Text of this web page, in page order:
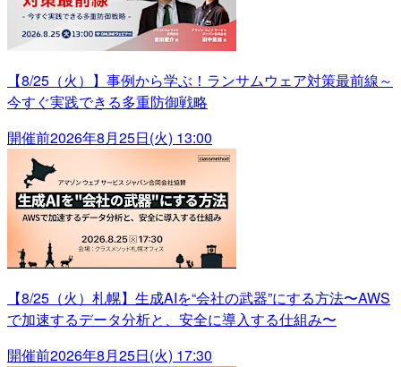
【8/25（火）】事例から学ぶ！ランサムウェア対策最前線～
今すぐ実践できる多重防御戦略
開催前2026年8月25日(火) 13:00
【8/25（火）札幌】生成AIを“会社の武器”にする方法〜AWS
で加速するデータ分析と、安全に導入する仕組み〜
開催前2026年8月25日(火) 17:30